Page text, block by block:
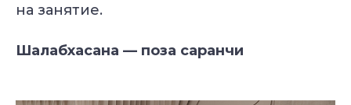
на занятие.
Шалабхасана — поза саранчи